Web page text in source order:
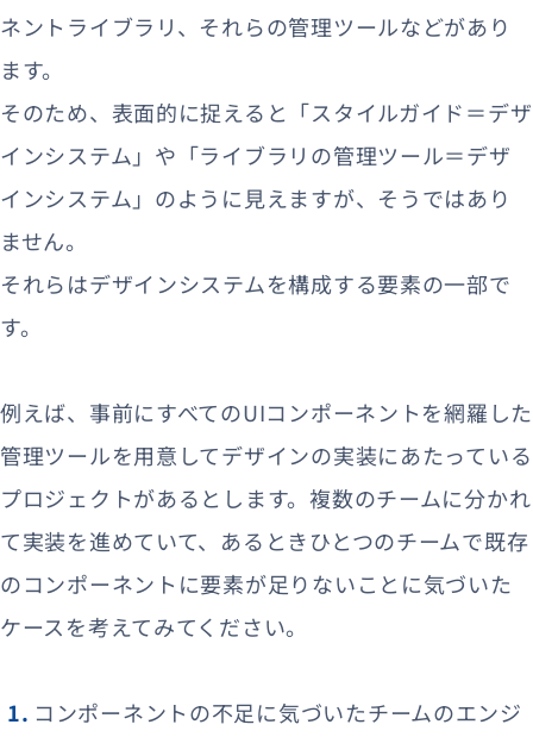
ネントライブラリ、それらの管理ツールなどがあり
ます。
そのため、表面的に捉えると「スタイルガイド＝デザ
インシステム」や「ライブラリの管理ツール＝デザ
インシステム」のように見えますが、そうではあり
ません。
それらはデザインシステムを構成する要素の一部で
す。
例えば、事前にすべてのUIコンポーネントを網羅した
管理ツールを用意してデザインの実装にあたっている
プロジェクトがあるとします。複数のチームに分かれ
て実装を進めていて、あるときひとつのチームで既存
のコンポーネントに要素が足りないことに気づいた
ケースを考えてみてください。
コンポーネントの不足に気づいたチームのエンジ